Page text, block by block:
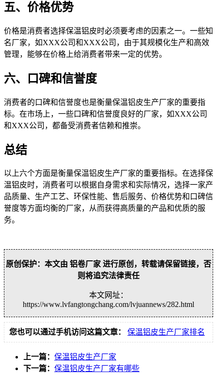
五、价格优势
价格是消费者选择保温铝皮时必须要考虑的因素之一。一些知
名厂家，如XXX公司和XXX公司，由于其规模化生产和高效
管理，能够在价格上给消费者带来一定的优势。
六、口碑和信誉度
消费者的口碑和信誉度也是衡量保温铝皮生产厂家的重要指
标。在市场上，一些口碑和信誉度良好的厂家，如XXX公司
和XXX公司，都备受消费者信赖和推崇。
总结
以上六个方面是衡量保温铝皮生产厂家的重要指标。在选择保
温铝皮时，消费者可以根据自身需求和实际情况，选择一家产
品质量、生产工艺、环保性能、售后服务、价格优势和口碑信
誉度等方面均衡的厂家，从而获得高质量的产品和优质的服
务。
原创保护：本文由 铝卷厂家 进行原创，转载请保留链接，否
则将追究法律责任
本文网址：
https://www.lvfangtongchang.com/lvjuannews/282.html
您也可以通过手机访问这篇文章： 保温铝皮生产厂家排名
上一篇： 保温铝皮生产厂家
下一篇： 保温铝皮生产厂家有哪些